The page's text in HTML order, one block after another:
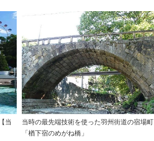
当
当時の最先端技術を使った羽州街道の宿場町
「楢下宿のめがね橋」